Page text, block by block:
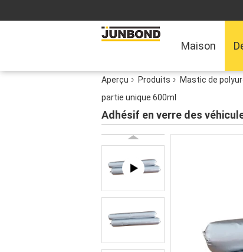
Maison
Aperçu Produits Mastic de
partie unique 600ml
Adhésif en verre des